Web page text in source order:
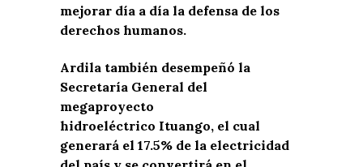
mejorar día a día la defensa de los
derechos humanos.
Ardila también desempeñó la
Secretaría General del
megaproyecto
hidroeléctrico Ituango, el cual
generará el 17.5% de la electricidad